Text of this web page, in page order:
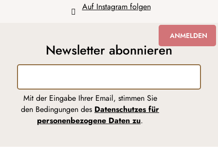
Auf Instagram folgen
Newsletter abonnieren
Mit der Eingabe Ihrer Email, stimmen Sie
den Bedingungen des Datenschutzes für
personenbezogene Daten zu.
ANMELDEN